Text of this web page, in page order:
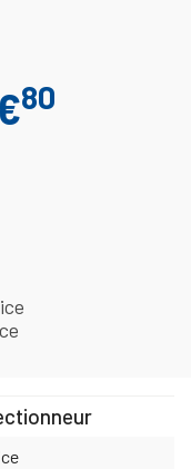
80